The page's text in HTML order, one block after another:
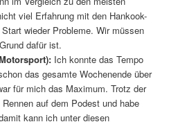
viel Erfahrung mit den Hankook-
wieder Probleme. Wir müssen
dafür ist.
Ich konnte das Tempo
das gesamte Wochenende über
für mich das Maximum. Trotz der
auf dem Podest und habe
kann ich unter diesen